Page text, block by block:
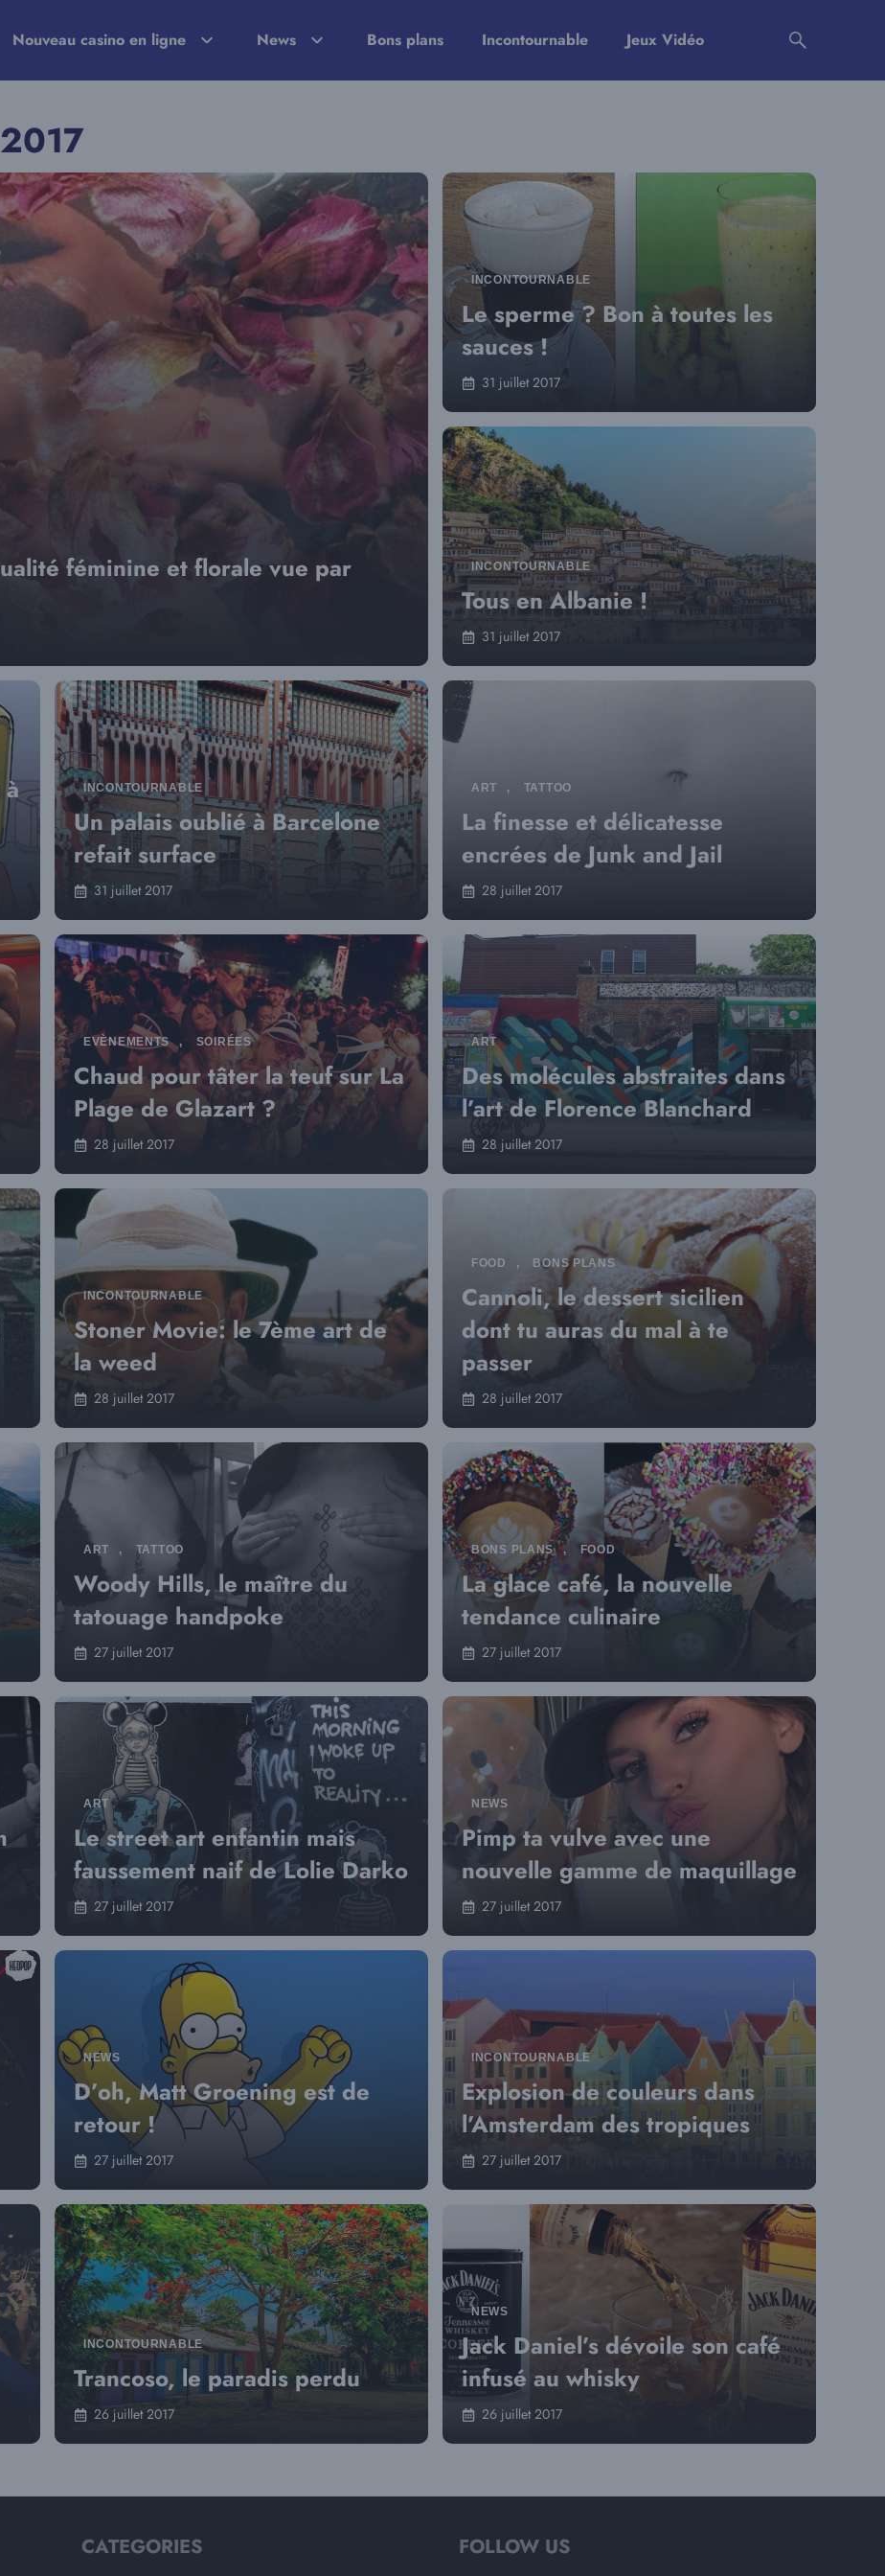
Nouveau casino en ligne News Bons plans Incontournable Jeux Vidéo
féminine et florale vue par
INCONTOURNABLE
Le sperme ? Bon à toutes les
sauces !
31 juillet 2017
INCONTOURNABLE
Tous en Albanie !
31 juillet 2017
INCONTOURNABLE
Un palais oublié à Barcelone
refait surface
31 juillet 2017
ART , TATTOO
La finesse et délicatesse
encrées de Junk and Jail
28 juillet 2017
EVÈNEMENTS , SOIRÉES
Chaud pour tâter la teuf sur La
Plage de Glazart ?
28 juillet 2017
ART
Des molécules abstraites dans
l’art de Florence Blanchard
28 juillet 2017
INCONTOURNABLE
Stoner Movie: le 7ème art de
la weed
28 juillet 2017
FOOD , BONS PLANS
Cannoli, le dessert sicilien
dont tu auras du mal à te
passer
28 juillet 2017
ART , TATTOO
Woody Hills, le maître du
tatouage handpoke
27 juillet 2017
BONS PLANS , FOOD
La glace café, la nouvelle
tendance culinaire
27 juillet 2017
ART
Le street art enfantin mais
faussement naif de Lolie Darko
27 juillet 2017
NEWS
Pimp ta vulve avec une
nouvelle gamme de maquillage
27 juillet 2017
NEWS
D’oh, Matt Groening est de
retour !
27 juillet 2017
INCONTOURNABLE
Explosion de couleurs dans
l’Amsterdam des tropiques
27 juillet 2017
INCONTOURNABLE
Trancoso, le paradis perdu
26 juillet 2017
NEWS
Jack Daniel’s dévoile son café
infusé au whisky
26 juillet 2017
CATEGORIES FOLLOW US